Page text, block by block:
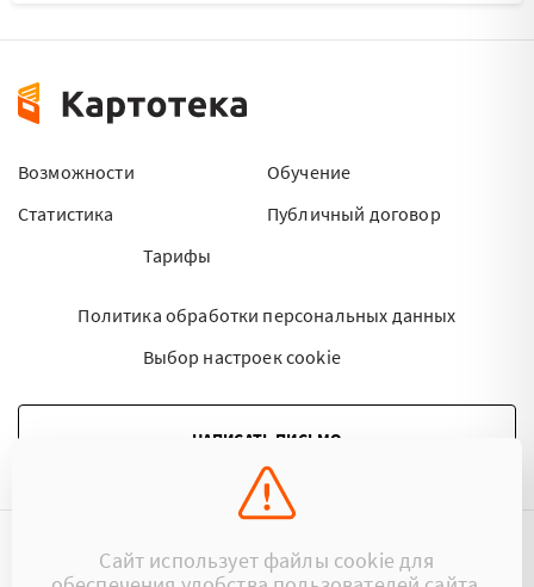
Возможности
Статистика
Тарифы
Обучение
Публичный договор
Политика обработки персональных данных
Выбор настроек cookie
НАПИСАТЬ ПИСЬМО
©2015 - 2026 Kartoteka.by Все права защищены.
Сайт использует файлы cookie для